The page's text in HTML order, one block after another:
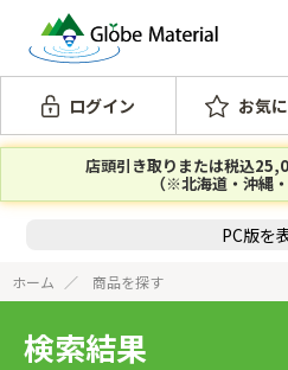
ログイン お気
店頭引き取りまたは税込
（※北海道・沖縄
PC版を
ホーム 商品を探す
検索結果